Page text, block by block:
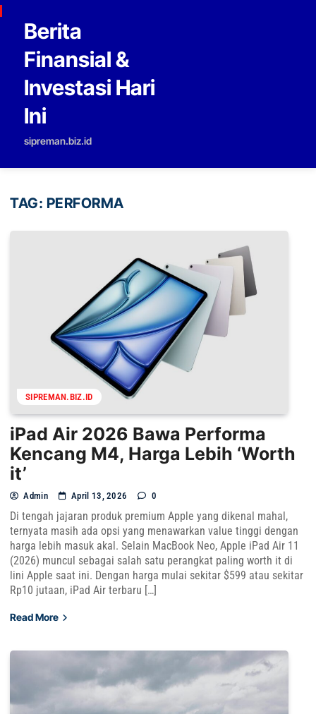
Skip to content
Berita
Finansial &
Investasi Hari
Ini
sipreman.biz.id
TAG: PERFORMA
SIPREMAN.BIZ.ID
iPad Air 2026 Bawa Performa
Kencang M4, Harga Lebih ‘Worth
it’
Admin April 13, 2026 0
Di tengah jajaran produk premium Apple yang dikenal mahal,
ternyata masih ada opsi yang menawarkan value tinggi dengan
harga lebih masuk akal. Selain MacBook Neo, Apple iPad Air 11
(2026) muncul sebagai salah satu perangkat paling worth it di
lini Apple saat ini. Dengan harga mulai sekitar $599 atau sekitar
Rp10 jutaan, iPad Air terbaru […]
Read More